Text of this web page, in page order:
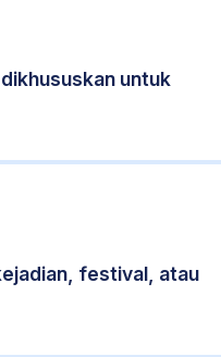
untuk
festival, atau